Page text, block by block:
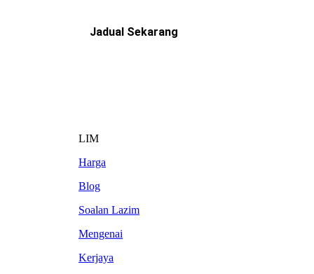
Jadual Sekarang
LIM
Harga
Blog
Soalan Lazim
Mengenai
Kerjaya